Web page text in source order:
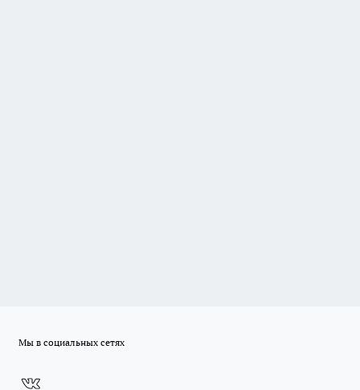
Мы в социальных сетях